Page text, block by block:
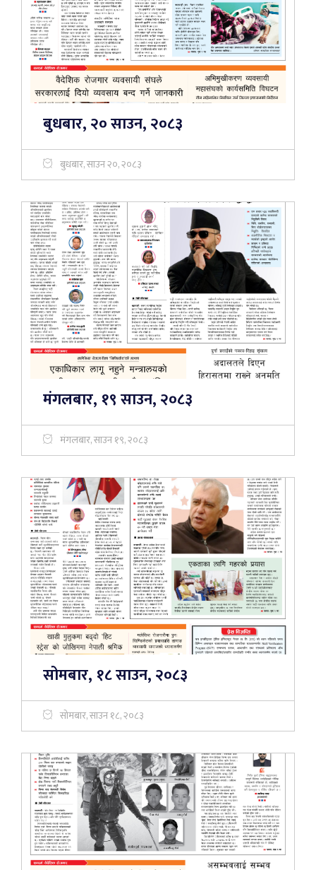
बुधबार, २० साउन, २०८३
बुधबार, साउन २०, २०८३
मंगलबार, १९ साउन, २०८३
मंगलबार, साउन १९, २०८३
सोमबार, १८ साउन, २०८३
सोमबार, साउन १८, २०८३